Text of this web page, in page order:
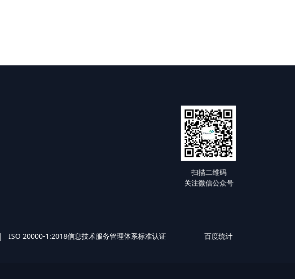
扫描二维码
关注微信公众号
| ISO 20000-1:2018信息技术服务管理体系标准认证 百度统计